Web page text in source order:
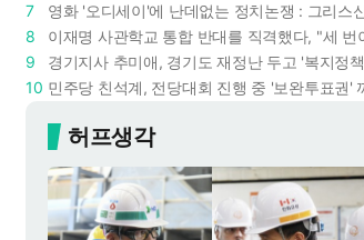
7
8
9
10
허프생각